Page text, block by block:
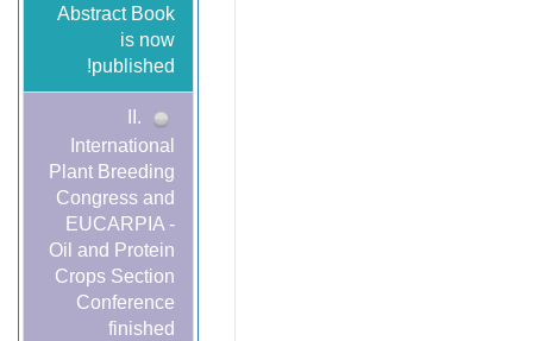
Abstract Book
is now
published!
II.
International
Plant Breeding
Congress and
EUCARPIA -
Oil and Protein
Crops Section
Conference
finished